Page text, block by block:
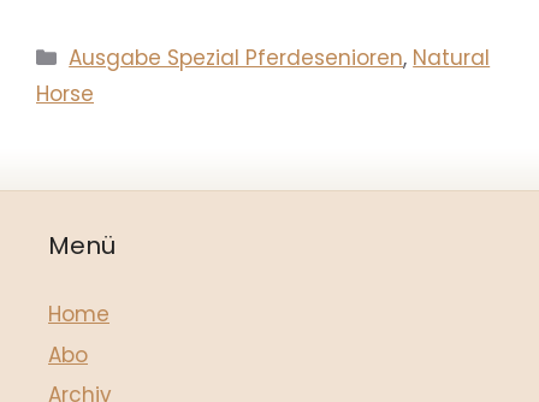
Kategorien
Ausgabe Spezial Pferdesenioren, Natural
Horse
Menü
Home
Abo
Archiv